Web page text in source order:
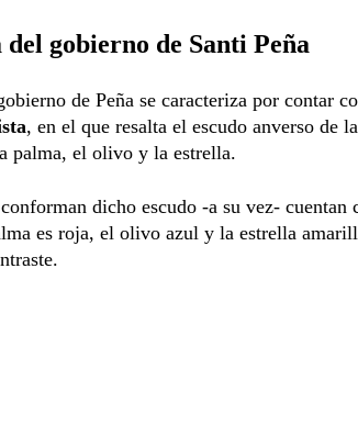
gobierno de Santi Peña
de Peña se caracteriza por contar
, en el que resalta el escudo anverso de
palma, el olivo y la estrella.
dicho escudo -a su vez- cuentan
es roja, el olivo azul y la estrella